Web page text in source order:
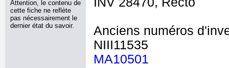
Attention, le contenu de
cette fiche ne reflète
pas nécessairement le
dernier état du savoir.
Anciens numéros
NIII11535
MA10501